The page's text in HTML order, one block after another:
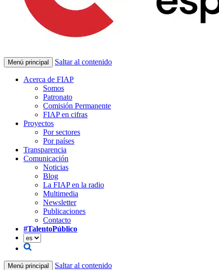
Menú principal Saltar al contenido
Acerca de FIAP
Somos
Patronato
Comisión Permanente
FIAP en cifras
Proyectos
Por sectores
Por países
Transparencia
Comunicación
Noticias
Blog
La FIAP en la radio
Multimedia
Newsletter
Publicaciones
Contacto
#TalentoPúblico
Menú principal Saltar al contenido